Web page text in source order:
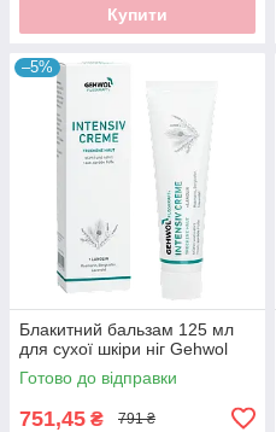
Купити
–5%
Блакитний бальзам 125 мл
для сухої шкіри ніг Gehwol
Готово до відправки
751,45 ₴ 791 ₴